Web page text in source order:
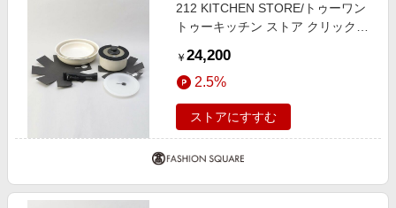
212 KITCHEN STORE/トゥーワン
トゥーキッチン ストア クリックシ
ーンパン＞ その他 00(FREE)
￥ 24,200
2.5%
ストアにすすむ